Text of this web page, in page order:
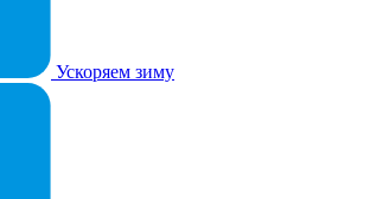
Ускоряем зиму